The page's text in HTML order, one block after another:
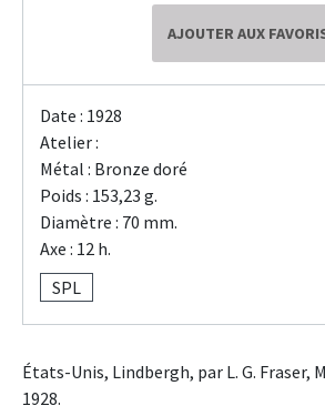
AJOUTER AUX
Date : 1928
Atelier :
Métal : Bronze doré
Poids : 153,23 g.
Diamètre : 70 mm.
Axe : 12 h.
SPL
États-Unis, Lindbergh, par L. G. Fraser,
1928.